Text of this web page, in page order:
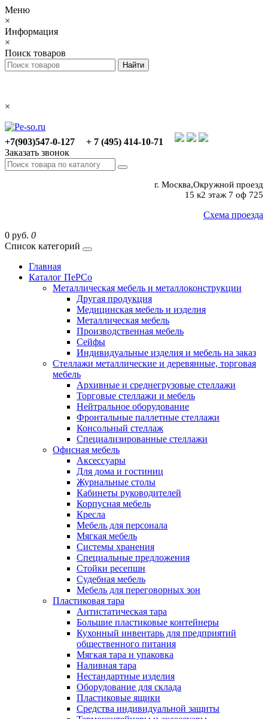
Меню
×
Информация
×
Поиск товаров
×
+7(903)547-0-127
+ 7 (495) 414-10-71
Заказать звонок
г. Москва,Окружной проезд
15 к2 этаж 7 оф 725
Схема проезда
0 руб. 0
Список категорий
Главная
Каталог ПеРСо
Металлическая мебель и металлоконструкции
Другая продукция
Медицинская мебель и изделия
Металлическая мебель
Производственная мебель
Сейфы
Индивидуальные изделия и мебель на заказ
Стеллажи металлические и деревянные, торговая
мебель
Архивные и среднегрузовые стеллажи
Торговые стеллажи и мебель
Нейтральное оборудование
Фронтальные паллетные стеллажи
Консольный стеллаж
Специализированные стеллажи
Офисная мебель
Аксессуары
Для дома и гостиниц
Журнальные столы
Кабинеты руководителей
Корпусная мебель
Кресла
Мебель для персонала
Мягкая мебель
Системы хранения
Специальные предложения
Стойки ресепшн
Судебная мебель
Мебель для переговорных зон
Пластиковая тара
Антистатическая тара
Большие пластиковые контейнеры
Кухонный инвентарь для предприятий
общественного питания
Мягкая тара и упаковка
Наливная тара
Нестандартные изделия
Оборудование для склада
Пластиковые ящики
Средства индивидуальной защиты